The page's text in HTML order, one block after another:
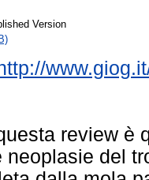
Version
review
neoplasie del